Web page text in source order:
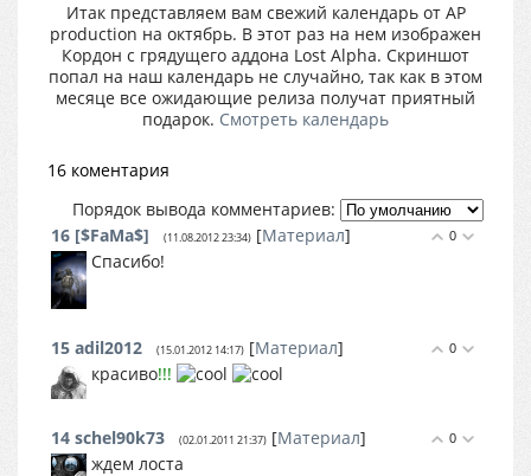
Итак представляем вам свежий календарь от AP
production на октябрь. В этот раз на нем изображен
Кордон с грядущего аддона Lost Alpha. Скриншот
попал на наш календарь не случайно, так как в этом
месяце все ожидающие релиза получат приятный
подарок. Смотреть календарь
16 коментария
Порядок вывода комментариев:
0
16 [$FaMa$] (11.08.2012 23:34) [Материал]
Спасибо!
0
15 adil2012 (15.01.2012 14:17) [Материал]
красиво!!!
0
14 schel90k73 (02.01.2011 21:37) [Материал]
ждем лоста